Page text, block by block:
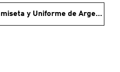
Comprá Nueva Camiseta y Uniforme de Argentina